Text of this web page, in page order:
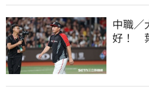
中職／
好！